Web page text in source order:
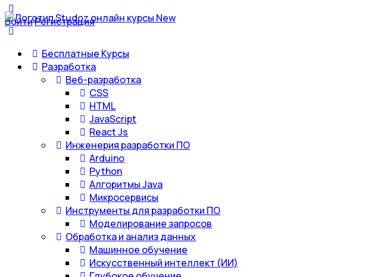
ВойтиРегистрация
Бесплатные Курсы
Разработка
Веб-разработка
CSS
HTML
JavaScript
React Js
Инженерия разработки ПО
Arduino
Python
Алгоритмы Java
Микросервисы
Инструменты для разработки ПО
Моделирование запросов
Обработка и анализ данных
Машинное обучение
Искусственный интеллект (ИИ)